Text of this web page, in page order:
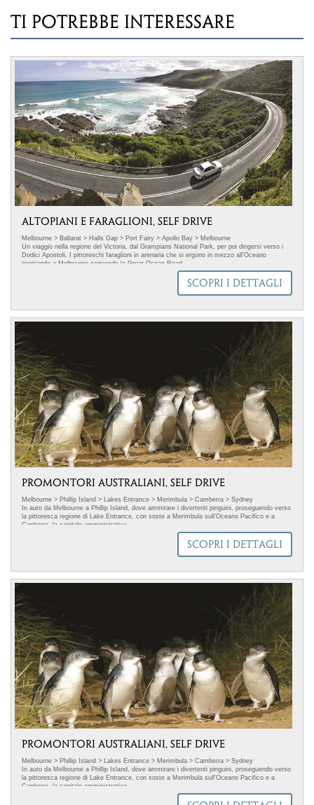
TI POTREBBE INTERESSARE
ALTOPIANI E FARAGLIONI, SELF DRIVE
Melbourne > Ballarat > Halls Gap > Port Fairy > Apollo Bay > Melbourne
Un viaggio nella regione del Victoria, dal Grampians National Park, per poi dirigersi verso i
Dodici Apostoli. I pittoreschi faraglioni in arenaria che si ergono in mezzo all'Oceano
rientrando a Melbourne seguendo la Great Ocean Road.
SCOPRI I DETTAGLI
PROMONTORI AUSTRALIANI, SELF DRIVE
Melbourne > Phillip Island > Lakes Entrance > Merimbula > Camberra > Sydney
In auto da Melbourne a Phillip Island, dove ammirare i divertenti pinguini, proseguendo verso
la pittoresca regione di Lake Entrance, con soste a Merimbula sull'Oceano Pacifico e a
Canberra, la capitale amministrativa.
SCOPRI I DETTAGLI
PROMONTORI AUSTRALIANI, SELF DRIVE
Melbourne > Phillip Island > Lakes Entrance > Merimbula > Camberra > Sydney
In auto da Melbourne a Phillip Island, dove ammirare i divertenti pinguini, proseguendo verso
la pittoresca regione di Lake Entrance, con soste a Merimbula sull'Oceano Pacifico e a
Canberra, la capitale amministrativa.